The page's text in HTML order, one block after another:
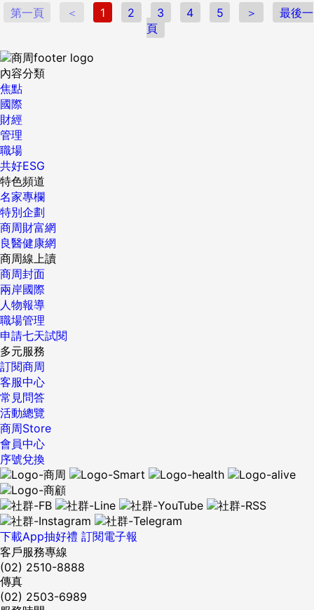
目前技術能力尚未到位，未來雖然可以向國外船商購買設計圖
在台建造，但因為成本極高，台船目前還在考慮當中。 台船董
事長鄭文隆日前也坦言，台船在2021年以前，不會有自建的風
機工作船（TIV）。即使是完成本國船隊的建置，包括西門子
等歐洲離岸風電設備商，也不見得會買單。 歐洲掌離岸風電技
術 台人缺相關證照 據了解，歐洲風電業者長期以來掌握離岸
風電技術，對於離岸風電船舶與從業人員的證照要求都非常嚴
格，台灣過去因為缺乏大型海事工程經驗，本國籍船舶與從業
人員，都缺乏相關證照。 以海上作業的船舶為例，歐洲風電業
者要求所有船舶必須取得國際船級社IACS認證，官員表示，台
灣目前雖然有「中國驗船協會」提供的CR驗證，但台灣因為長
期以來為國際社會所孤立，CR驗證在國際上並不受承認，相關
的船舶如果不拿到IACS驗證，歐洲風電廠商屆時可能會拒絕讓
國內船舶業者參與海事工程。據了解，交通部方面目前已經與
法國船級社合作，希望輔導國際廠商取得IACS認證。 除了
IACS驗證之外，歐洲的離岸風電業者同時要求，作業船隻必須
取得鑽油平台作業的ISM驗證（船舶安全管理驗證）。另外，
離岸風場海上作業的船隻，在派遣水下銲接等工作人員下海作
業後，船隻為了避免隨洋流飄移，平台船的四個角落，必須要
安裝動態定位系統（Dynamic position ，簡稱DP），一旦系
統偵測到船舶飄移，就會自動啟動。 交通部官員表示，由於歐
洲風電與海上保險業者要求非常嚴謹，歐洲風電業者要求，實
際操作動態定位系統（DP）的實際操作人員，如果沒有取得相
關證照，即便本國廠商拿到合約，日後萬一發生災害，保險公
司也不會理賠，因此目前包括港勤公司在內，都在加緊申請船
第一頁 ＜ 1 2 3 4 5 ＞
最後一
頁
內容分類
焦點
國際
財經
管理
職場
共好ESG
特色頻道
名家專欄
特別企劃
商周財富網
良醫健康網
商周線上讀
商周封面
兩岸國際
人物報導
職場管理
申請七天試閱
多元服務
訂閱商周
客服中心
常見問答
活動總覽
商周Store
會員中心
序號兌換
下載App抽好禮 訂閱電子報
客戶服務專線
(02) 2510-8888
傳真
(02) 2503-6989